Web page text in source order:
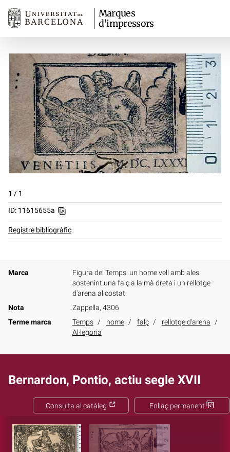
Marques
d'impressors
1 / 1
ID: 11615655a
Registre bibliogràfic
Marca
Figura del Temps: un home vell amb ales
sostenint una falç a la mà dreta i un rellotge
d'arena al costat
Nota
Zappella, 4306
Terme marca
Temps home falç
rellotge d'arena
Al·legoria
Bernardon, Pontio, actiu segle XVII
Enllaç permanent
Consulta al catàleg